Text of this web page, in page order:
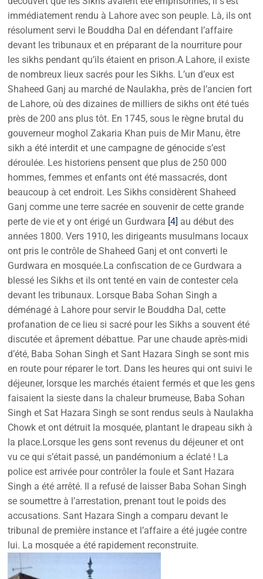
immédiatement rendu à Lahore avec son peuple. Là, ils ont
résolument servi le Bouddha Dal en défendant l’affaire
devant les tribunaux et en préparant de la nourriture pour
les sikhs pendant qu’ils étaient en prison.A Lahore, il existe
de nombreux lieux sacrés pour les Sikhs. L’un d’eux est
Shaheed Ganj au marché de Naulakha, près de l’ancien fort
de Lahore, où des dizaines de milliers de sikhs ont été tués
près de 200 ans plus tôt. En 1745, sous le règne brutal du
gouverneur moghol Zakaria Khan puis de Mir Manu, être
sikh a été interdit et une campagne de génocide s’est
déroulée. Les historiens pensent que plus de 250 000
hommes, femmes et enfants ont été massacrés, dont
beaucoup à cet endroit. Les Sikhs considèrent Shaheed
Ganj comme une terre sacrée en souvenir de cette grande
perte de vie et y ont érigé un Gurdwara [4] au début des
années 1800. Vers 1910, les dirigeants musulmans locaux
ont pris le contrôle de Shaheed Ganj et ont converti le
Gurdwara en mosquée.La confiscation de ce Gurdwara a
blessé les Sikhs et ils ont tenté en vain de contester cela
devant les tribunaux. Lorsque Baba Sohan Singh a
déménagé à Lahore pour servir le Bouddha Dal, cette
profanation de ce lieu si sacré pour les Sikhs a souvent été
discutée et âprement débattue. Par une chaude après-midi
d’été, Baba Sohan Singh et Sant Hazara Singh se sont mis
en route pour réparer le tort. Dans les heures qui ont suivi le
déjeuner, lorsque les marchés étaient fermés et que les gens
faisaient la sieste dans la chaleur brumeuse, Baba Sohan
Singh et Sat Hazara Singh se sont rendus seuls à Naulakha
Chowk et ont détruit la mosquée, plantant le drapeau sikh à
la place.Lorsque les gens sont revenus du déjeuner et ont
vu ce qui s’était passé, un pandémonium a éclaté ! La
police est arrivée pour contrôler la foule et Sant Hazara
Singh a été arrêté. Il a refusé de laisser Baba Sohan Singh
se soumettre à l’arrestation, prenant tout le poids des
accusations. Sant Hazara Singh a comparu devant le
tribunal de première instance et l’affaire a été jugée contre
lui. La mosquée a été rapidement reconstruite.